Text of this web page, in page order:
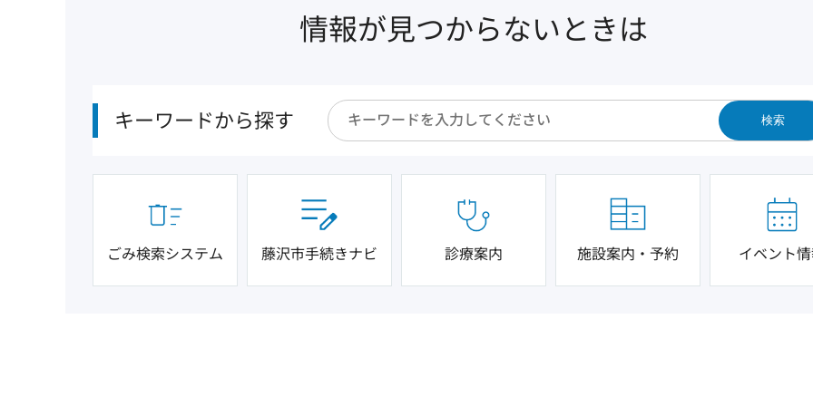
情報が見つからないときは
キーワードから探す 検索
ごみ検索システム 藤沢市手続きナビ 診療案内 施設案内・予約 イベント